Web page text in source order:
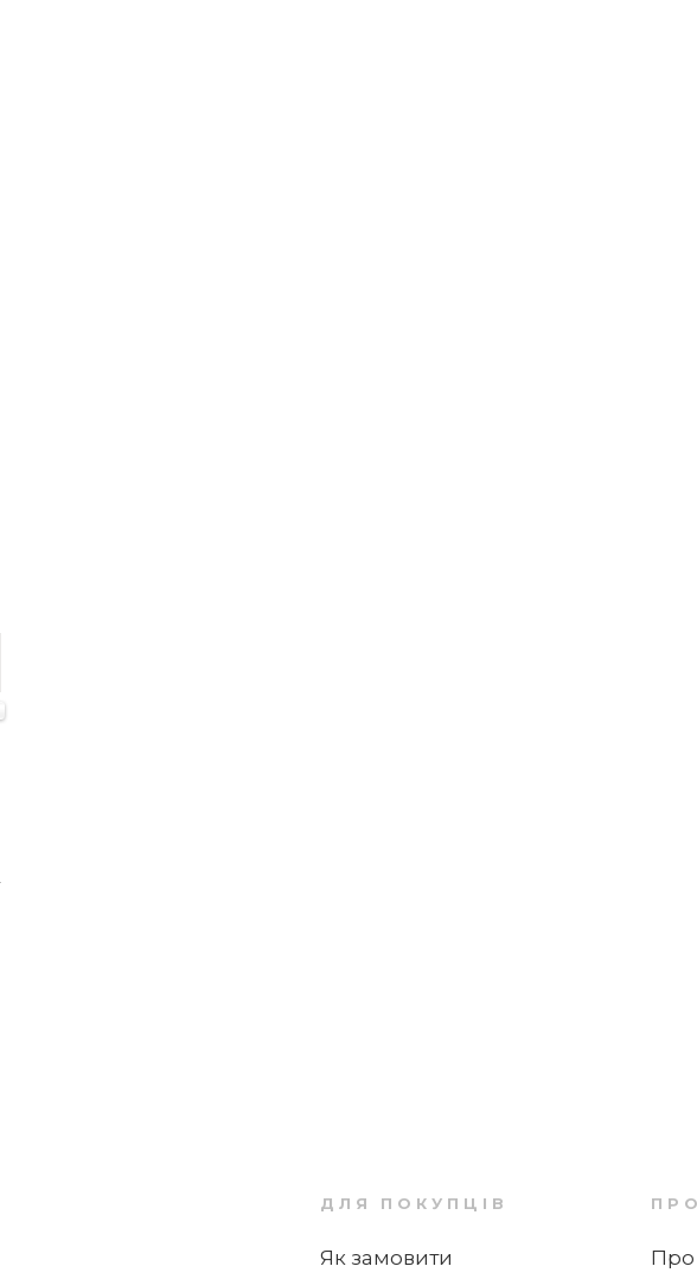
ДЛЯ ПОКУПЦІВ
Як замовити Про